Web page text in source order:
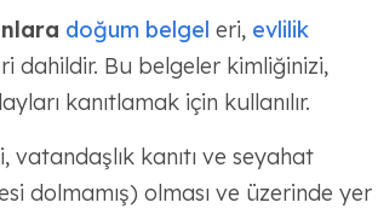
doğum belgel eri, evlilik
dahildir. Bu belgeler kimliğinizi,
kanıtlamak için kullanılır.
kanıtı ve seyahat
dolmamış) olması ve üzerinde yer